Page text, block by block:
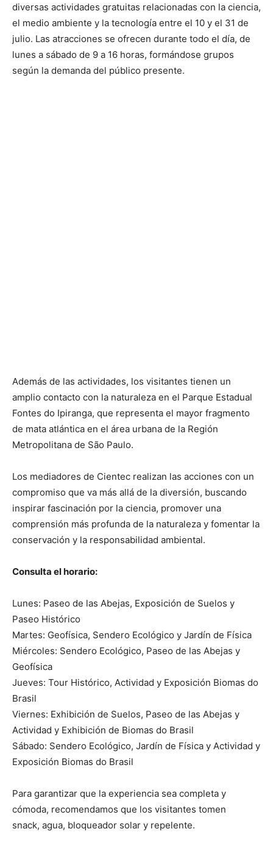
diversas actividades gratuitas relacionadas con la ciencia,
el medio ambiente y la tecnología entre el 10 y el 31 de
julio. Las atracciones se ofrecen durante todo el día, de
lunes a sábado de 9 a 16 horas, formándose grupos
según la demanda del público presente.
Además de las actividades, los visitantes tienen un
amplio contacto con la naturaleza en el Parque Estadual
Fontes do Ipiranga, que representa el mayor fragmento
de mata atlántica en el área urbana de la Región
Metropolitana de São Paulo.
Los mediadores de Cientec realizan las acciones con un
compromiso que va más allá de la diversión, buscando
inspirar fascinación por la ciencia, promover una
comprensión más profunda de la naturaleza y fomentar la
conservación y la responsabilidad ambiental.
Consulta el horario:
Lunes: Paseo de las Abejas, Exposición de Suelos y
Paseo Histórico
Martes: Geofísica, Sendero Ecológico y Jardín de Física
Miércoles: Sendero Ecológico, Paseo de las Abejas y
Geofísica
Jueves: Tour Histórico, Actividad y Exposición Biomas do
Brasil
Viernes: Exhibición de Suelos, Paseo de las Abejas y
Actividad y Exhibición de Biomas do Brasil
Sábado: Sendero Ecológico, Jardín de Física y Actividad y
Exposición Biomas do Brasil
Para garantizar que la experiencia sea completa y
cómoda, recomendamos que los visitantes tomen
snack, agua, bloqueador solar y repelente.